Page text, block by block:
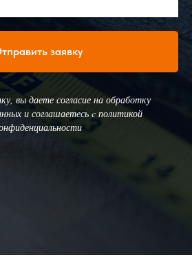
заявку
вы даете согласие на обработку
и соглашаетесь c политикой